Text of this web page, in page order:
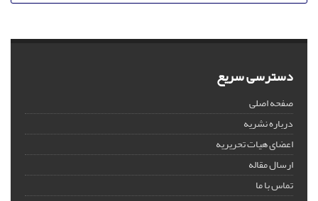
دسترسی سریع
صفحه اصلی
درباره نشریه
اعضای هیات تحریریه
ارسال مقاله
تماس با ما